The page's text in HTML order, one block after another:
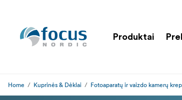
Produktai
Home Kuprinės & Dėklai Fotoaparatų ir vaizdo kamerų